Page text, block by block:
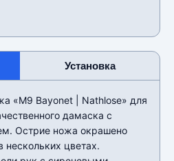
Установка
«M9 Bayonet | Nathlose» для
дамаска с
Острие ножа окрашено
цветах.